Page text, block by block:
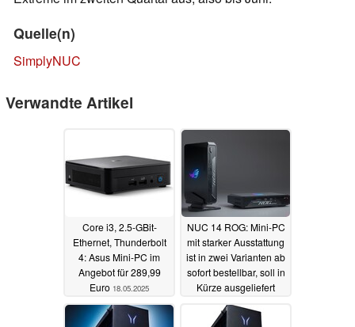
Quelle(n)
SimplyNUC
Verwandte Artikel
Core i3, 2.5-GBit-
Ethernet, Thunderbolt
4: Asus Mini-PC im
Angebot für 289,99
Euro 18.05.2025
NUC 14 ROG: Mini-PC
mit starker Ausstattung
ist in zwei Varianten ab
sofort bestellbar, soll in
Kürze ausgeliefert
werden24.03.2024